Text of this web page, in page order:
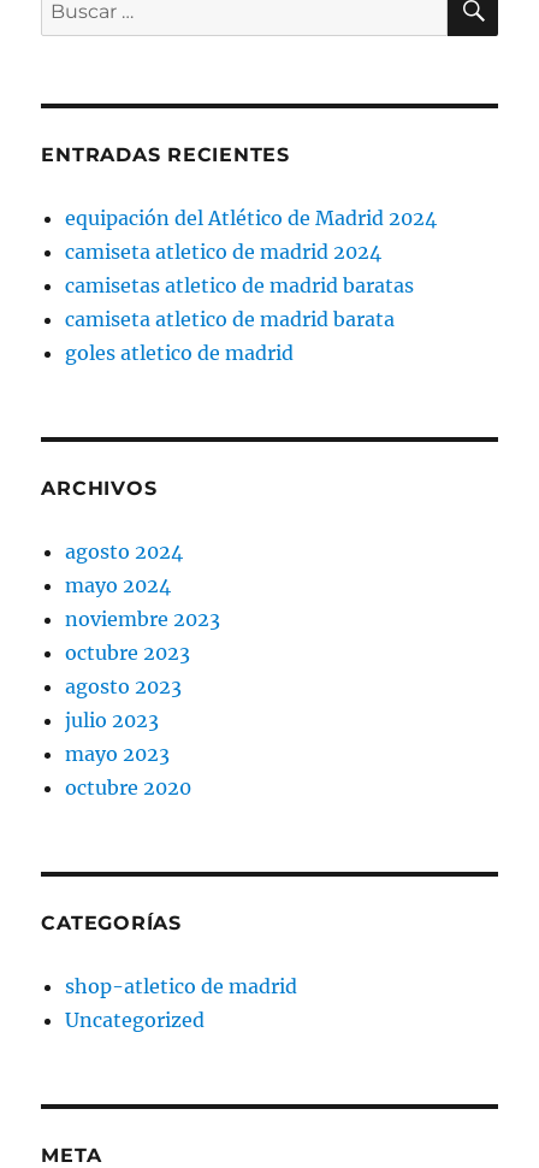
por:
ENTRADAS RECIENTES
equipación del Atlético de Madrid 2024
camiseta atletico de madrid 2024
camisetas atletico de madrid baratas
camiseta atletico de madrid barata
goles atletico de madrid
ARCHIVOS
agosto 2024
mayo 2024
noviembre 2023
octubre 2023
agosto 2023
julio 2023
mayo 2023
octubre 2020
CATEGORÍAS
shop-atletico de madrid
Uncategorized
META